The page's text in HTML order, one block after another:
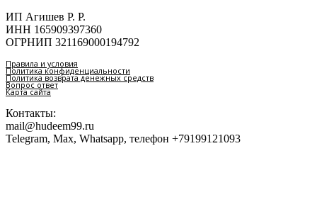
ИП Агишев Р. Р.
ИНН 165909397360
ОГРНИП 321169000194792
Правила и условия
Политика конфиденциальности
Политика возврата денежных средств
Вопрос ответ
Карта сайта
Контакты:
mail@hudeem99.ru
Telegram, Max, Whatsapp, телефон +79199121093